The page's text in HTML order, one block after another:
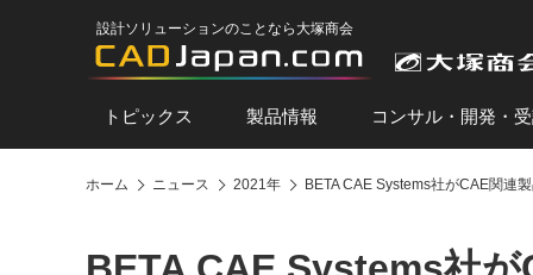
設計ソリューションのことなら大塚商会
トピックス 製品情報 コンサル・開発・
ホーム ニュース 2021年 BETA CAE Systems社がCAE関連